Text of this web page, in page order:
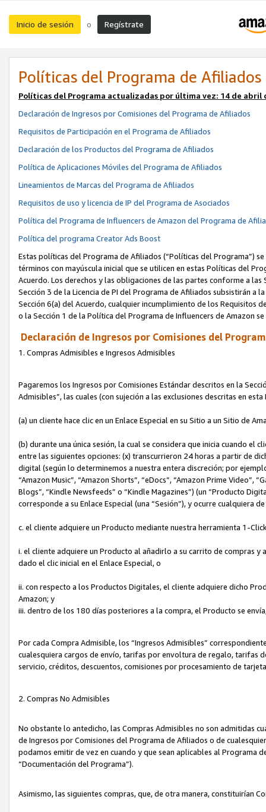
Inicio de sesión o Regístrate
Políticas del Programa de Afiliados
Políticas del Programa actualizadas por última vez: 14 de abril
Declaración de Ingresos por Comisiones del Programa de Afiliados
Requisitos de Participación en el Programa de Afiliados
Declaración de los Productos del Programa de Afiliados
Política de Aplicaciones Móviles del Programa de Afiliados
Lineamientos de Marcas del Programa de Afiliados
Requisitos de uso y licencia de IP del Programa de Asociados
Política del Programa de Influencers de Amazon del Programa de
Política del programa Creator Ads Boost
Estas políticas del Programa de Afiliados (“Políticas del Programa”)
términos con mayúscula inicial que se utilicen en estas Políticas del
Acuerdo. Los derechos y las obligaciones de las partes conforme a
Sección 3 de la Licencia de PI del Programa de Afiliados subsistirán
Sección 6(a) del Acuerdo, cualquier incumplimiento de los Requisitos
o la Sección 1 de la Política del Programa de Influencers de Amazon
Declaración de Ingresos por Comisiones del
1. Compras Admisibles e Ingresos Admisibles
Pagaremos los Ingresos por Comisiones Estándar descritos en la
Admisibles”, las cuales (con sujeción a las exclusiones descritas en
(a) un cliente hace clic en un Enlace Especial en su Sitio a un Sitio de
(b) durante una única sesión, la cual se considera que inicia cuando el
entre las siguientes opciones: (x) transcurrieron 24 horas a partir de
digital (según lo determinemos a nuestra entera discreción; por
“Amazon Music”, “Amazon Shorts”, “eDocs”, “Amazon Prime Video”,
Blogs”, “Kindle Newsfeeds” o “Kindle Magazines”) (un “Producto
corresponde a su Enlace Especial (una “Sesión”), y ocurre cualquiera
c. el cliente adquiere un Producto mediante nuestra herramienta 1-
i. el cliente adquiere un Producto al añadirlo a su carrito de compras
dado el clic inicial en el Enlace Especial, o
ii. con respecto a los Productos Digitales, el cliente adquiere dicho
Amazon; y
iii. dentro de los 180 días posteriores a la compra, el Producto se
Por cada Compra Admisible, los “Ingresos Admisibles”
cualesquiera cargos de envío, tarifas por envoltura de regalo, tarifas
servicio, créditos, descuentos, comisiones por procesamiento de
2. Compras No Admisibles
No obstante lo antedicho, las Compras Admisibles no son admitidas
de Ingresos por Comisiones del Programa de Afiliados o de
podamos emitir de vez en cuando y que sean aplicables al Programa
“Documentación del Programa”).
Asimismo, las siguientes compras, que, de otra manera, constituirían